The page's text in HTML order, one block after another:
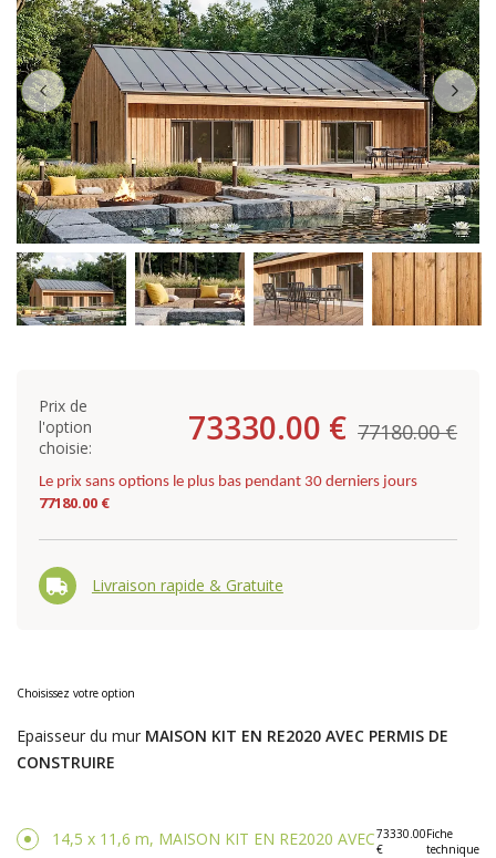
Prix de
l'option
choisie:
73330.00 € 77180.00 €
Le prix sans options le plus bas pendant 30 derniers jours
77180.00 €
Livraison rapide & Gratuite
Choisissez votre option
Epaisseur du mur MAISON KIT EN RE2020 AVEC PERMIS DE
CONSTRUIRE
14,5 x 11,6 m, MAISON KIT EN RE2020 AVEC73330.00
€
Fiche
technique